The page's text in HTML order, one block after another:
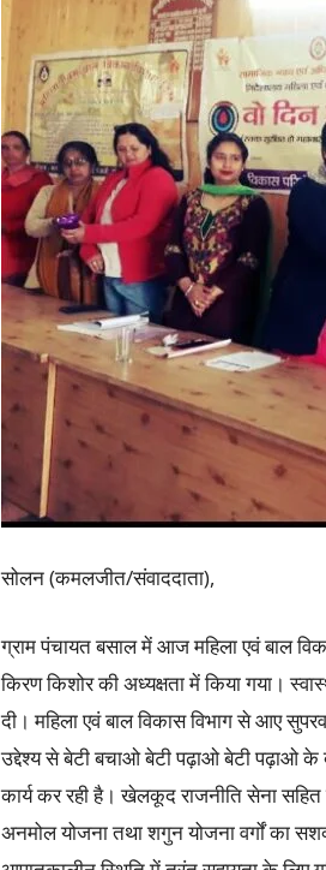
सोलन (कमलजीत/संवाददाता),
ग्राम पंचायत बसाल में आज महिला एवं बाल
किरण किशोर की अध्यक्षता में किया गया।
दी। महिला एवं बाल विकास विभाग से आए
उद्देश्य से बेटी बचाओ बेटी पढ़ाओ बेटी पढ़ाओ
कार्य कर रही है। खेलकूद राजनीति सेना
अनमोल योजना तथा शगुन योजना वर्गों का